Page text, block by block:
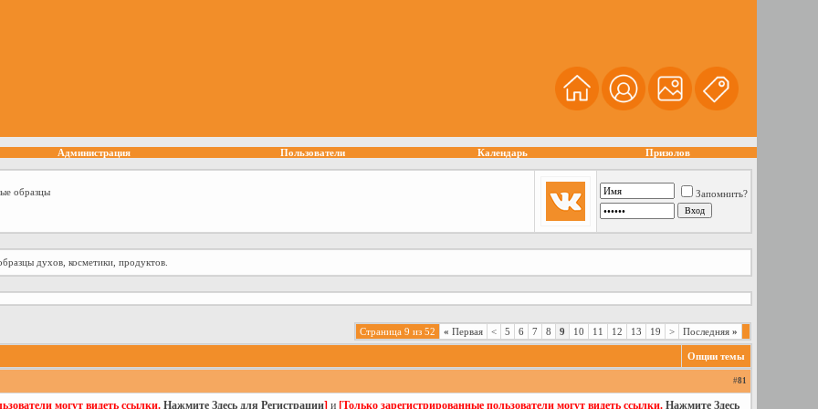
Администрация Пользователи Календарь Призолов
образцы Запомнить?
духов, косметики, продуктов.
Страница 9 из 52 « Первая < 5 6 7 8 9 10 11 12 13 19 > Последняя»
Опции темы
#81
могут видеть ссылки. Нажмите Здесь для Регистрации] и [Только зарегистрированные пользователи могут видеть ссылки. Нажмите Здесь